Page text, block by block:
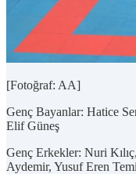
[Fotoğraf: AA]
Genç Bayanlar: Hatice
Elif Güneş
Genç Erkekler: Nuri
Aydemir, Yusuf Eren